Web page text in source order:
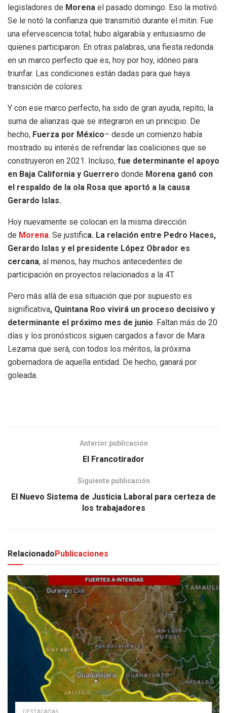
legisladores de Morena el pasado domingo. Eso la motivó.
Se le notó la confianza que transmitió durante el mitin. Fue
una efervescencia total; hubo algarabía y entusiasmo de
quienes participaron. En otras palabras, una fiesta redonda
en un marco perfecto que es, hoy por hoy, idóneo para
triunfar. Las condiciones están dadas para que haya
transición de colores.
Y con ese marco perfecto, ha sido de gran ayuda, repito, la
suma de alianzas que se integraron en un principio. De
hecho, Fuerza por México– desde un comienzo había
mostrado su interés de refrendar las coaliciones que se
construyeron en 2021. Incluso, fue determinante el apoyo
en Baja California y Guerrero donde Morena ganó con
el respaldo de la ola Rosa que aportó a la causa
Gerardo Islas.
Hoy nuevamente se colocan en la misma dirección
de Morena. Se justifica. La relación entre Pedro Haces,
Gerardo Islas y el presidente López Obrador es
cercana, al menos, hay muchos antecedentes de
participación en proyectos relacionados a la 4T.
Pero más allá de esa situación que por supuesto es
significativa, Quintana Roo vivirá un proceso decisivo y
determinante el próximo mes de junio. Faltan más de 20
días y los pronósticos siguen cargados a favor de Mara
Lezama que será, con todos los méritos, la próxima
gobernadora de aquella entidad. De hecho, ganará por
goleada.
Anterior publicación
El Francotirador
Siguiente publicación
El Nuevo Sistema de Justicia Laboral para certeza de
los trabajadores
RelacionadoPublicaciones
DESTACADAS